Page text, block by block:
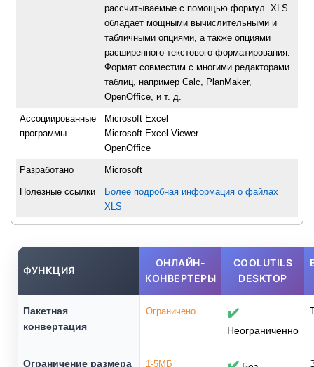
рассчитываемые с помощью формул. XLS
обладает мощными вычислительными и
табличными опциями, а также опциями
расширенного текстового форматирования.
Формат совместим с многими редакторами
таблиц, например Calc, PlanMaker,
OpenOffice, и т. д.
Ассоциированные
программы
Microsoft Excel
Microsoft Excel Viewer
OpenOffice
Разработано Microsoft
Полезные ссылки
Более подробная информация о файлах
XLS
ФУНКЦИЯ
ОНЛАЙН-
КОНВЕРТЕРЫ
COOLUTILS
DESKTOP
Пакетная
конвертация
Ограничено ✔️
Неограниченно
Ограничение размера
1-5МБ